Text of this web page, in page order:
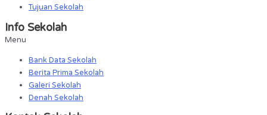
Tujuan Sekolah
Info Sekolah
Menu
Bank Data Sekolah
Berita Prima Sekolah
Galeri Sekolah
Denah Sekolah